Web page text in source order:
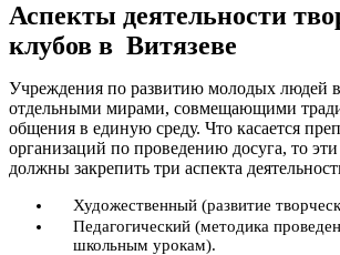
Аспекты деятельности
клубов в Витязеве
Учреждения по развитию молодых людей
отдельными мирами, совмещающими
общения в единую среду. Что касается
организаций по проведению досуга, то
должны закрепить три аспекта
Художественный (развитие
Педагогический (методика
школьным урокам).